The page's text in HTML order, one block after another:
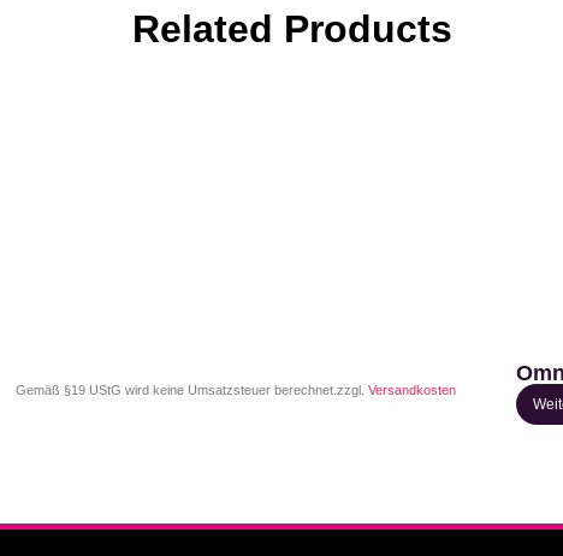
Related Products
Gemäß §19 UStG wird keine Umsatzsteuer berechnet. zzgl. Versandkosten